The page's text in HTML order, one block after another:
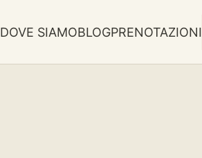
DOVE SIAMOBLOGPRENOTAZIONI